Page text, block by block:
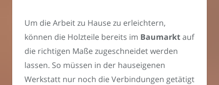
Um die Arbeit zu Hause zu erleichtern,
können die Holzteile bereits im Baumarktauf
die richtigen Maße zugeschneidet werden
lassen. So müssen in der hauseigenen
Werkstatt nur noch die Verbindungen getätigt